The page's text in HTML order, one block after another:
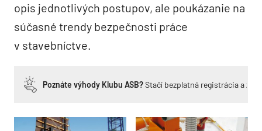
opis jednotlivých postupov, ale poukázanie na
súčasné trendy bezpečnosti práce
v stavebníctve.
Poznáte výhody Klubu ASB?Stačí bezplatná registrácia a